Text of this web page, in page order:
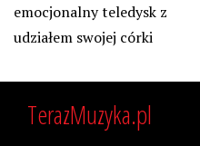
emocjonalny teledysk z
udziałem swojej córki
TerazMuzyka.pl